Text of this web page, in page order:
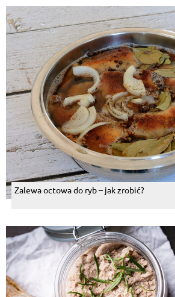
Zalewa octowa do ryb – jak zrobić?